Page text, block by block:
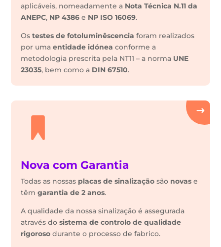
aplicáveis, nomeadamente a Nota Técnica N.11 da
ANEPC, NP 4386 e NP ISO 16069.
Ostestes de fotoluminêscencia foram realizados
por umaentidade idónea conforme a
metodologia prescrita pela NT11 – a norma UNE
23035, bem como a DIN 67510.
Nova com Garantia
Todas as nossas placas de sinalização são novas e
têmgarantia de 2 anos.
A qualidade da nossa sinalização é assegurada
através dosistema de controlo de qualidade
rigoroso durante o processo de fabrico.